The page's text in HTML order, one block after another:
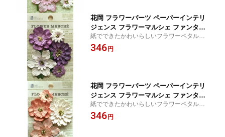
花岡 フラワーパーツ ペーパーインテリ
ジェンス フラワーマルシェ ファンタジ
ア ラベンダー （φ25〜55mm・5枚）
紙でできたかわいらしいフラワーペタルで
す♪スクラップブッキングやアルバムのデコ
にぴったり！
346 円
花岡 フラワーパーツ ペーパーインテリ
ジェンス フラワーマルシェ ファンタジ
ア ピーチ （φ25〜55mm・5枚）
紙でできたかわいらしいフラワーペタルで
す♪スクラップブッキングやアルバムのデコ
にぴったり！
346 円